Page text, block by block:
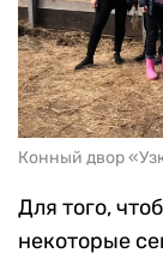
Конный двор
Для того,
некоторые